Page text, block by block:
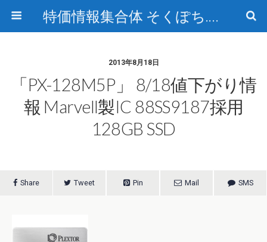
特価情報集合体 そくぽち.com
2013年8月18日
「PX-128M5P」 8/18値下がり情
報 Marvell製IC 88SS9187採用
128GB SSD
Share Tweet Pin Mail SMS